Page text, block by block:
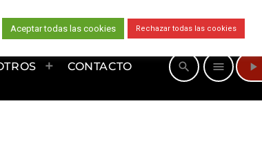
CONTACTO search menu play_arrow
Aceptar todas las cookies Rechazar todas las cookies